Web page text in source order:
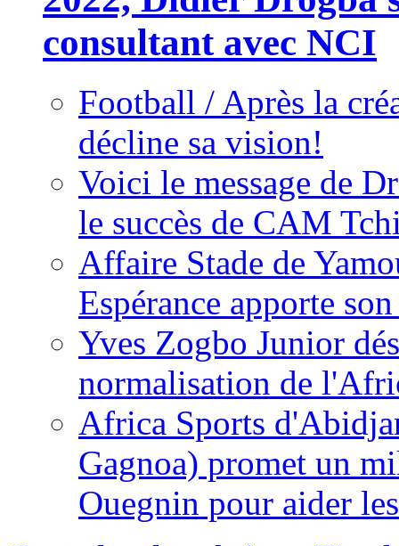
consultant avec NCI
Football / Après la
décline sa vision!
Voici le message de
le succès de CAM
Affaire Stade de
Espérance apporte
Yves Zogbo Junior
normalisation de
Africa Sports
Gagnoa) promet un
Ouegnin pour aider